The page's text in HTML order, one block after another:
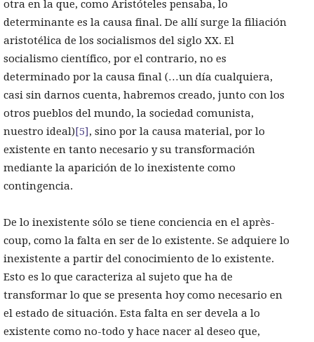
otra en la que, como Aristóteles pensaba, lo
determinante es la causa final. De allí surge la filiación
aristotélica de los socialismos del siglo XX. El
socialismo científico, por el contrario, no es
determinado por la causa final (…un día cualquiera,
casi sin darnos cuenta, habremos creado, junto con los
otros pueblos del mundo, la sociedad comunista,
nuestro ideal)[5], sino por la causa material, por lo
existente en tanto necesario y su transformación
mediante la aparición de lo inexistente como
contingencia.
De lo inexistente sólo se tiene conciencia en el après-
coup, como la falta en ser de lo existente. Se adquiere lo
inexistente a partir del conocimiento de lo existente.
Esto es lo que caracteriza al sujeto que ha de
transformar lo que se presenta hoy como necesario en
el estado de situación. Esta falta en ser devela a lo
existente como no-todo y hace nacer al deseo que,